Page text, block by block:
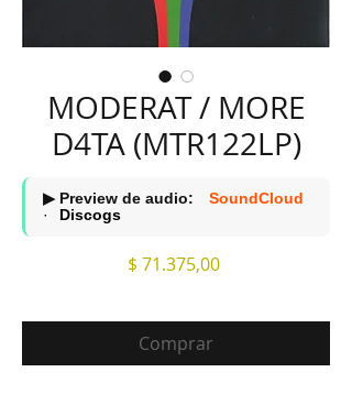
MODERAT / MORE
D4TA (MTR122LP)
▶ Preview de audio:
SoundCloud
·
Discogs
$ 71.375,00Precio
Comprar